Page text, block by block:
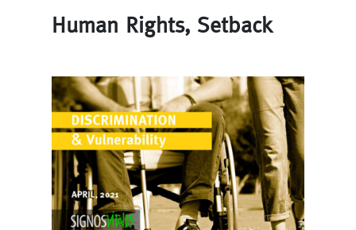
Human Rights, Setback